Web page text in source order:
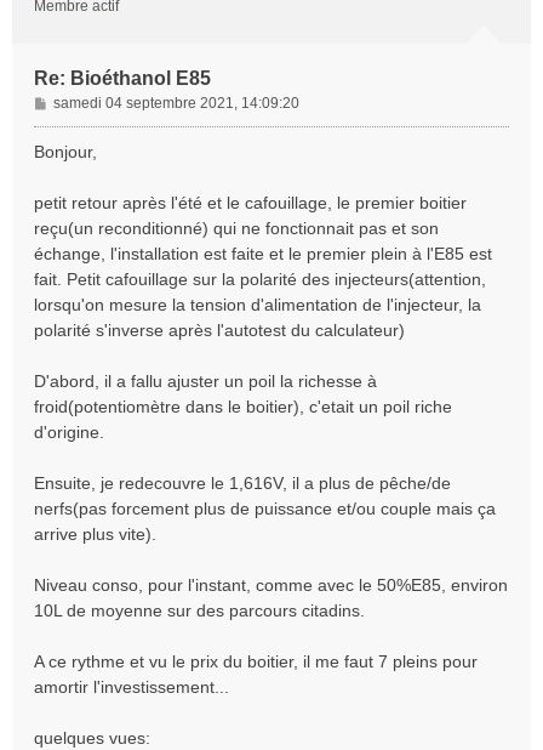
Membre actif
Re: Bioéthanol E85
M
e
s
g
e
samedi 04 septembre 2021, 14:09:20
Bonjour,
petit retour après l'été et le cafouillage, le premier boitier
reçu(un reconditionné) qui ne fonctionnait pas et son
échange, l'installation est faite et le premier plein à l'E85 est
fait. Petit cafouillage sur la polarité des injecteurs(attention,
lorsqu'on mesure la tension d'alimentation de l'injecteur, la
polarité s'inverse après l'autotest du calculateur)
D'abord, il a fallu ajuster un poil la richesse à
froid(potentiomètre dans le boitier), c'etait un poil riche
d'origine.
Ensuite, je redecouvre le 1,616V, il a plus de pêche/de
nerfs(pas forcement plus de puissance et/ou couple mais ça
arrive plus vite).
Niveau conso, pour l'instant, comme avec le 50%E85, environ
10L de moyenne sur des parcours citadins.
A ce rythme et vu le prix du boitier, il me faut 7 pleins pour
amortir l'investissement...
quelques vues: